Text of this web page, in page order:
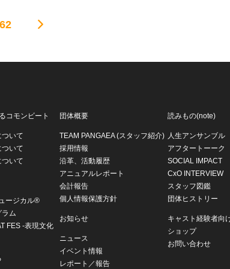
62
コモンビート
いて
いて
いて
ージカル®
ム
FES -表現文化
団体概要
TEAM PANGAEA (スタッフ紹介)
採用情報
沿革、活動履歴
アニュアルレポート
会計報告
個人情報保護方針
お知らせ
ニュース
イベント情報
レポート／報告
読みもの(note)
人生アンサンブル
アフタートーーク
SOCIAL IMPACT
CxO INTERVIEW
スタッフ図鑑
団体ヒストリー
キャスト経験者向
ショップ
お問い合わせ